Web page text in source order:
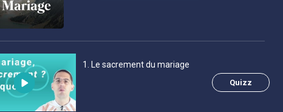
1 . Le sacrement du mariage
Quizz